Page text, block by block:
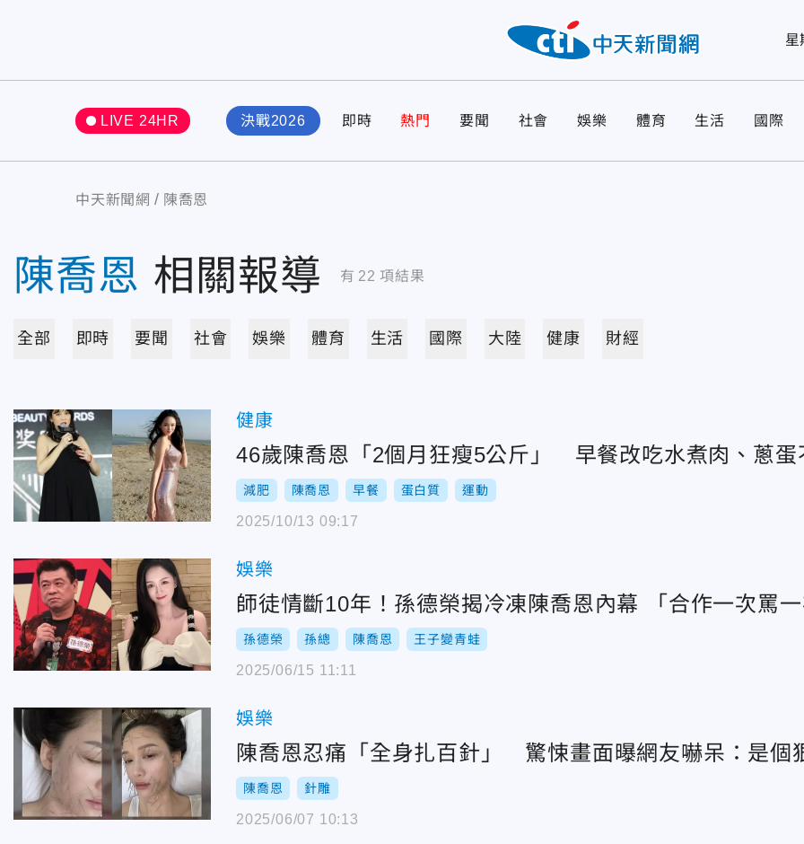
星
LIVE 24HR 決戰2026 即時 熱門 要聞 社會 娛樂 體育 生活 國際
中天新聞網 陳喬恩
陳喬恩 相關報導 有 22 項結果
全部 即時 要聞 社會 娛樂 體育 生活 國際 大陸 健康 財經
健康
46歲陳喬恩「2個月狂瘦5公斤」 早餐改吃水煮肉、蔥蛋
減肥 陳喬恩 早餐 蛋白質 運動
2025/10/13 09:17
娛樂
師徒情斷10年！孫德榮揭冷凍陳喬恩內幕 「合作一次罵
孫德榮 孫總 陳喬恩 王子變青蛙
2025/06/15 11:11
娛樂
陳喬恩忍痛「全身扎百針」 驚悚畫面曝網友嚇呆：是個
陳喬恩 針雕
2025/06/07 10:13